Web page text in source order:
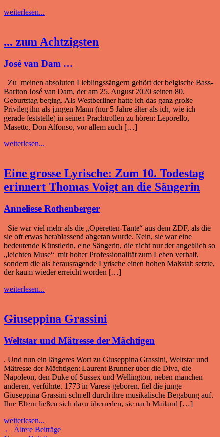
weiterlesen...
... zum Achtzigsten
José van Dam …
Zu meinen absoluten Lieblingssängern gehört der belgische Bass-
Bariton José van Dam, der am 25. August 2020 seinen 80.
Geburtstag beging. Als Westberliner hatte ich das ganz große
Privileg ihn als jungen Mann (nur 5 Jahre älter als ich, wie ich
gerade feststelle) in seinen Prachtrollen zu hören: Leporello,
Masetto, Don Alfonso, vor allem auch […]
weiterlesen...
Eine grosse Lyrische: Zum 10. Todestag
erinnert Thomas Voigt an die Sängerin
Anneliese Rothenberger
Sie war viel mehr als die „Operetten-Tante“ aus dem ZDF, als die
sie oft etwas herablassend abgetan wurde. Nein, sie war eine
bedeutende Künstlerin, eine Sängerin, die nicht nur der angeblich so
„leichten Muse“ mit hoher Professionalität zum Leben verhalf,
sondern die als herausragende Lyrische einen hohen Maßstab setzte,
der kaum wieder erreicht worden […]
weiterlesen...
Giuseppina Grassini
Weltstar und Mätresse der Mächtigen
. Und nun ein längeres Wort zu Giuseppina Grassini, Weltstar und
Mätresse der Mächtigen: Laurent Brunner über die Diva, die
Napoleon, den Duke of Sussex und Wellington, neben manchen
anderen, verführte. 1773 in Varese geboren, fiel die junge
Giuseppina Grassini schnell durch ihre musikalische Begabung auf.
Ihre Eltern ließen sich dazu überreden, sie nach Mailand […]
weiterlesen...
← Ältere Beiträge